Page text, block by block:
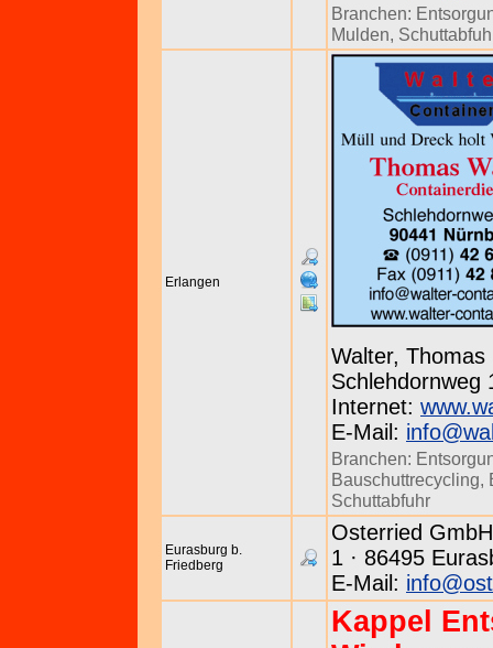
Branchen:
Mulden,
Erlangen
Walter, Thomas
Schlehdornweg
Internet:
E-Mail:
Branchen:
Bauschuttrecycling,
Schuttabfuhr
Eurasburg b.
Friedberg
Osterried
1 · 86495
E-Mail:
Kappel